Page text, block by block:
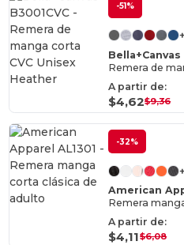
-51%
Bella+Canvas
Remera de
A partir de:
$4,62$9,36
-32%
American
Remera
A partir de:
$4,11$6,08